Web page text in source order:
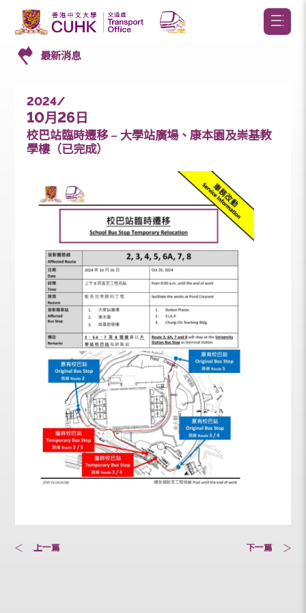
最新消息
2024/
10月26日
校巴站臨時遷移 – 大學站廣場、康本園及崇基教